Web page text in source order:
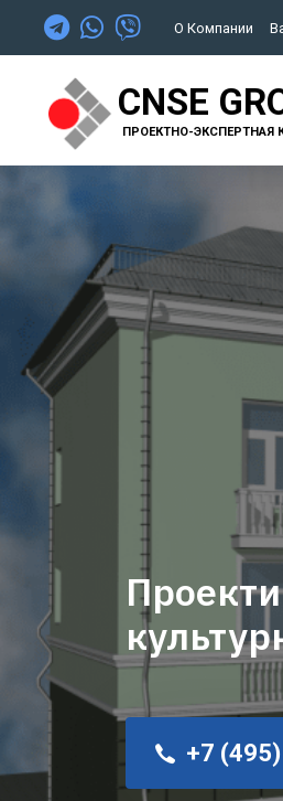
О Компании
CNSE
ПРОЕКТНО-ЭКСПЕРТНАЯ
+7